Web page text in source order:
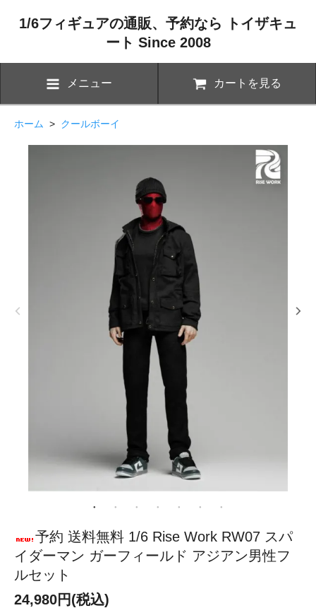
1/6フィギュアの通販、予約なら トイザキュ
ート Since 2008
メニュー カートを見る
ホーム > クールボーイ
予約 送料無料 1/6 Rise Work RW07 スパ
イダーマン ガーフィールド アジアン男性フ
ルセット
24,980円(税込)